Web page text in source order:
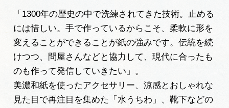
「1300年の歴史の中で洗練されてきた技術。止める
には惜しい。手で作っているからこそ、柔軟に形を
変えることができることが紙の強みです。伝統を続
けつつ、問屋さんなどと協力して、現代に合ったも
のも作って発信していきたい」。
美濃和紙を使ったアクセサリー、涼感とおしゃれな
見た目で再注目を集めた「水うちわ」、靴下などの